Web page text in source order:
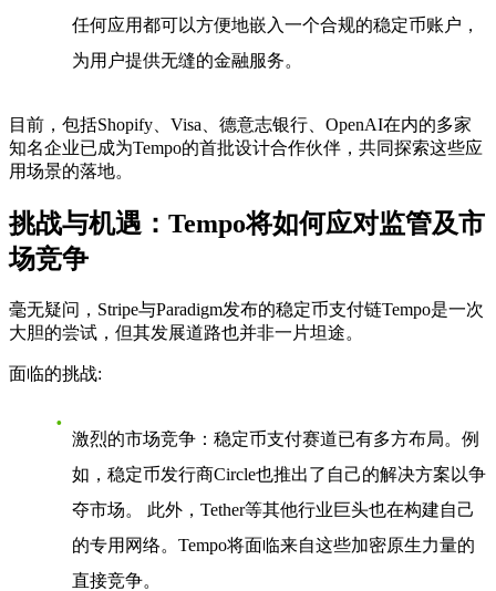
任何应用都可以方便地嵌入一个合规的稳定币账户，
为用户提供无缝的金融服务。
目前，包括Shopify、Visa、德意志银行、OpenAI在内的多家
知名企业已成为Tempo的首批设计合作伙伴，共同探索这些应
用场景的落地。
挑战与机遇：Tempo将如何应对监管及市
场竞争
毫无疑问，Stripe与Paradigm发布的稳定币支付链Tempo是一次
大胆的尝试，但其发展道路也并非一片坦途。
面临的挑战:
激烈的市场竞争 ：稳定币支付赛道已有多方布局。例
如，稳定币发行商Circle也推出了自己的解决方案以争
夺市场。 此外，Tether等其他行业巨头也在构建自己
的专用网络。Tempo将面临来自这些加密原生力量的
直接竞争。